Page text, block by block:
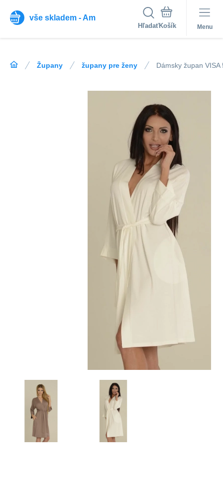
vše skladem - Am
Hľadať Menu
Župany župany pre ženy Dámsky župan